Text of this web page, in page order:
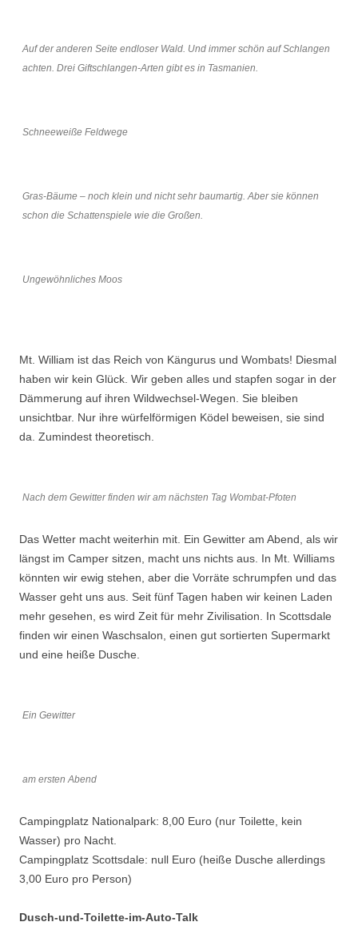
Auf der anderen Seite endloser Wald. Und immer schön auf Schlangen
achten. Drei Giftschlangen-Arten gibt es in Tasmanien.
Schneeweiße Feldwege
Gras-Bäume – noch klein und nicht sehr baumartig. Aber sie können
schon die Schattenspiele wie die Großen.
Ungewöhnliches Moos
Mt. William ist das Reich von Kängurus und Wombats! Diesmal
haben wir kein Glück. Wir geben alles und stapfen sogar in der
Dämmerung auf ihren Wildwechsel-Wegen. Sie bleiben
unsichtbar. Nur ihre würfelförmigen Ködel beweisen, sie sind
da. Zumindest theoretisch.
Nach dem Gewitter finden wir am nächsten Tag Wombat-Pfoten
Das Wetter macht weiterhin mit. Ein Gewitter am Abend, als wir
längst im Camper sitzen, macht uns nichts aus. In Mt. Williams
könnten wir ewig stehen, aber die Vorräte schrumpfen und das
Wasser geht uns aus. Seit fünf Tagen haben wir keinen Laden
mehr gesehen, es wird Zeit für mehr Zivilisation. In Scottsdale
finden wir einen Waschsalon, einen gut sortierten Supermarkt
und eine heiße Dusche.
Ein Gewitter
am ersten Abend
Campingplatz Nationalpark: 8,00 Euro (nur Toilette, kein
Wasser) pro Nacht.
Campingplatz Scottsdale: null Euro (heiße Dusche allerdings
3,00 Euro pro Person)
Dusch-und-Toilette-im-Auto-Talk